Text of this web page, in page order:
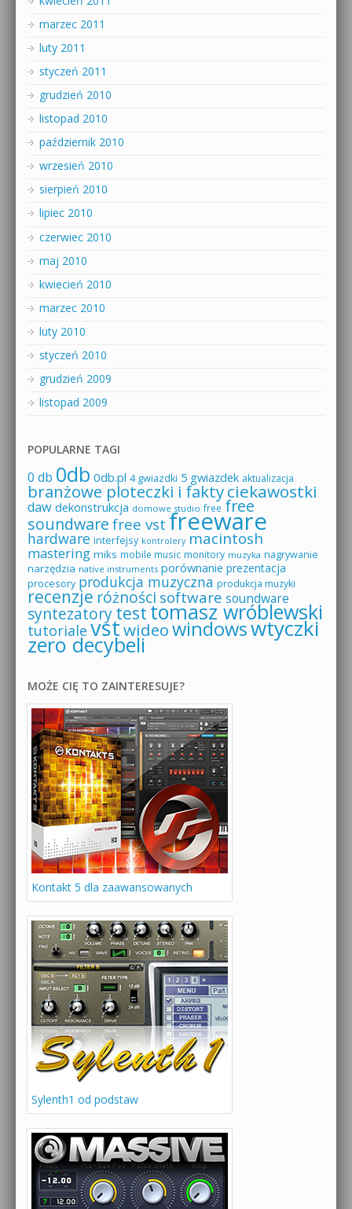
marzec 2011
luty 2011
styczeń 2011
grudzień 2010
listopad 2010
październik 2010
wrzesień 2010
sierpień 2010
lipiec 2010
czerwiec 2010
maj 2010
kwiecień 2010
marzec 2010
luty 2010
styczeń 2010
grudzień 2009
listopad 2009
POPULARNE TAGI
0 db 0db 0db.pl 4 gwiazdki 5 gwiazdek aktualizacja
branżowe ploteczki i faktyciekawostki
daw dekonstrukcja domowe studio free free
soundware free vst freeware
hardware interfejsy kontrolery macintosh
mastering miks mobile music monitory muzyka nagrywanie
narzędzia native instruments porównanie prezentacja
procesory produkcja muzyczna produkcja muzyki
recenzje różności software soundware
syntezatorytesttomasz wróblewski
tutoriale vstwideowindowswtyczki
zero decybeli
MOŻE CIĘ TO ZAINTERESUJE?
Kontakt 5 dla zaawansowanych
Sylenth1 od podstaw